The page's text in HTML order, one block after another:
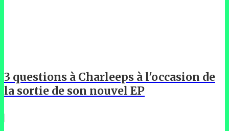
3 questions à Charleeps à l'occasion de
la sortie de son nouvel EP